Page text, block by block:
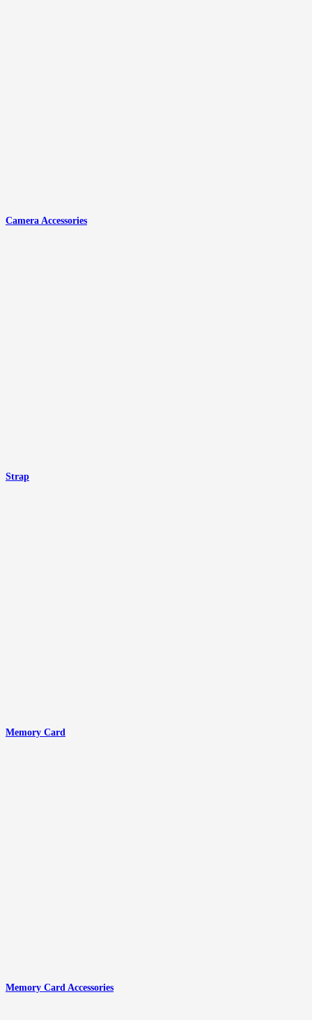
Camera Accessories
Strap
Memory Card
Memory Card Accessories